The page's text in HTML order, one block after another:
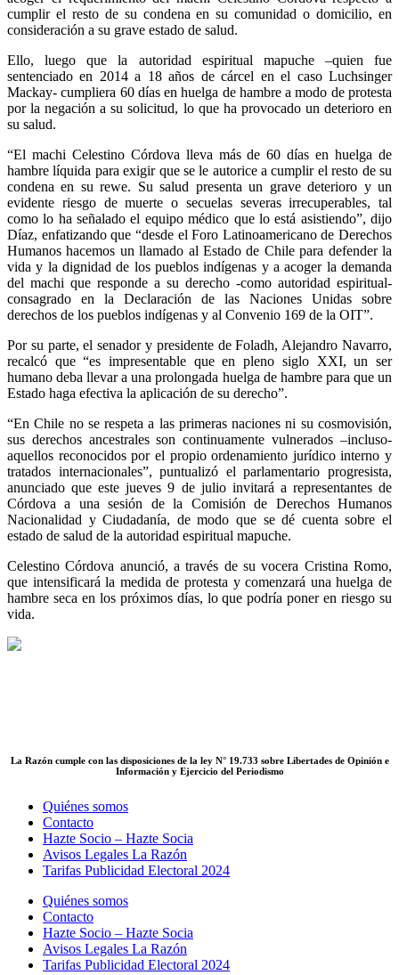
cumplir el resto de su condena en su comunidad o domicilio, en
consideración a su grave estado de salud.
Ello, luego que la autoridad espiritual mapuche –quien fue
sentenciado en 2014 a 18 años de cárcel en el caso Luchsinger
Mackay- cumpliera 60 días en huelga de hambre a modo de protesta
por la negación a su solicitud, lo que ha provocado un deterioro en
su salud.
“El machi Celestino Córdova lleva más de 60 días en huelga de
hambre líquida para exigir que se le autorice a cumplir el resto de su
condena en su rewe. Su salud presenta un grave deterioro y un
evidente riesgo de muerte o secuelas severas irrecuperables, tal
como lo ha señalado el equipo médico que lo está asistiendo”, dijo
Díaz, enfatizando que “desde el Foro Latinoamericano de Derechos
Humanos hacemos un llamado al Estado de Chile para defender la
vida y la dignidad de los pueblos indígenas y a acoger la demanda
del machi que responde a su derecho -como autoridad espiritual-
consagrado en la Declaración de las Naciones Unidas sobre
derechos de los pueblos indígenas y al Convenio 169 de la OIT”.
Por su parte, el senador y presidente de Foladh, Alejandro Navarro,
recalcó que “es impresentable que en pleno siglo XXI, un ser
humano deba llevar a una prolongada huelga de hambre para que un
Estado haga efectiva la aplicación de su derecho”.
“En Chile no se respeta a las primeras naciones ni su cosmovisión,
sus derechos ancestrales son continuamente vulnerados –incluso-
aquellos reconocidos por el propio ordenamiento jurídico interno y
tratados internacionales”, puntualizó el parlamentario progresista,
anunciado que este jueves 9 de julio invitará a representantes de
Córdova a una sesión de la Comisión de Derechos Humanos
Nacionalidad y Ciudadanía, de modo que se dé cuenta sobre el
estado de salud de la autoridad espiritual mapuche.
Celestino Córdova anunció, a través de su vocera Cristina Romo,
que intensificará la medida de protesta y comenzará una huelga de
hambre seca en los próximos días, lo que podría poner en riesgo su
vida.
La Razón cumple con las disposiciones de la ley N° 19.733 sobre Libertades de Opinión e
Información y Ejercicio del Periodismo
Quiénes somos
Contacto
Hazte Socio – Hazte Socia
Avisos Legales La Razón
Tarifas Publicidad Electoral 2024
Quiénes somos
Contacto
Hazte Socio – Hazte Socia
Avisos Legales La Razón
Tarifas Publicidad Electoral 2024